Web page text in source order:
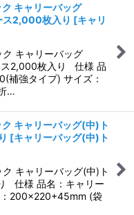
キャリーバッグ
2,000枚入り [キャリ
キャリーバッグ
2,000枚入り 仕様 品
補強タイプ) サイズ：
…
キャリーバッグ(中)ト
[キャリーバッグ(中)ト
キャリーバッグ(中)ト
仕様 品名：キャリー
200×220+45mm (袋